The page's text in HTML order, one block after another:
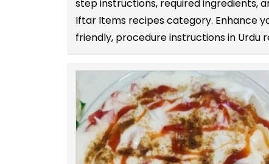
step instructions, required ingredients,
Iftar Items recipes category. Enhance
friendly, procedure instructions in Urdu